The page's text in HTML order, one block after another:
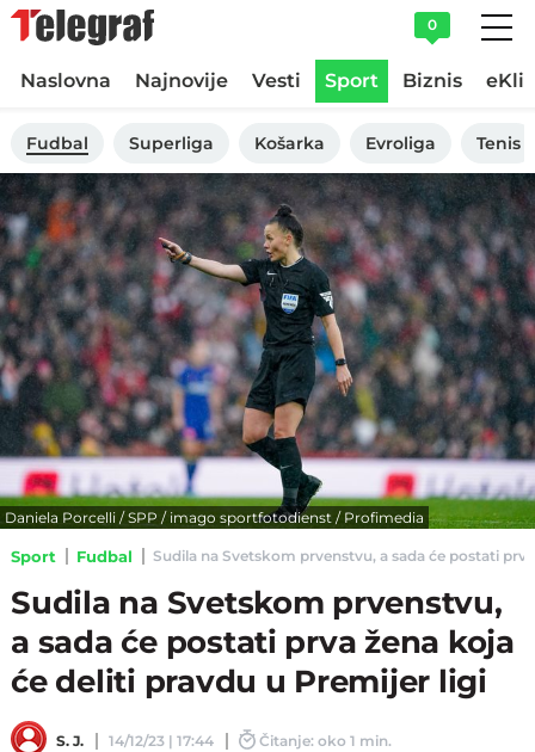
0
Naslovna Najnovije Vesti Sport Biznis
Fudbal Superliga Košarka Evroliga Tenis
Daniela Porcelli / SPP / imago sportfotodienst / Profimedia
Sport Fudbal Sudila na Svetskom prvenstvu, a sada će postati
Sudila na Svetskom prvenstvu,
a sada će postati prva žena koja
će deliti pravdu u Premijer ligi
S. J. 14/12/23 | 17:44 Čitanje: oko 1 min.